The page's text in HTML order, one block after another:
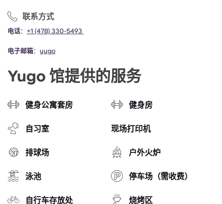
联系方式
电话： +1 (478) 330-5493
电子邮箱： yugo
Yugo 馆提供的服务
健身公寓套房 健身房
自习室 现场打印机
排球场 户外火炉
泳池 停车场（需收费）
自行车存放处 烧烤区